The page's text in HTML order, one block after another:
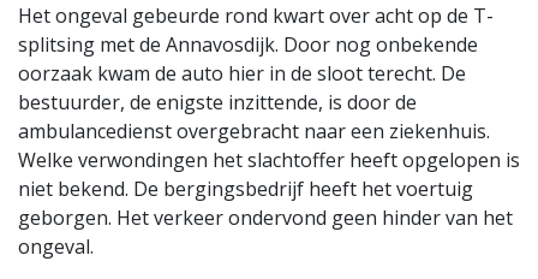
Het ongeval gebeurde rond kwart over acht op de T-
splitsing met de Annavosdijk. Door nog onbekende
oorzaak kwam de auto hier in de sloot terecht. De
bestuurder, de enigste inzittende, is door de
ambulancedienst overgebracht naar een ziekenhuis.
Welke verwondingen het slachtoffer heeft opgelopen is
niet bekend. De bergingsbedrijf heeft het voertuig
geborgen. Het verkeer ondervond geen hinder van het
ongeval.